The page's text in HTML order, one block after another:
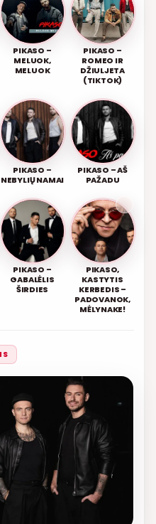
PIKASO –
MELUOK,
MELUOK
PIKASO –
ROMEO IR
DŽIULJETA
(TIKTOK)
PIKASO –
NEBYLIŲ NAMAI
PIKASO – AŠ
PAŽADU
PIKASO –
GABALĖLIS
ŠIRDIES
PIKASO,
KASTYTIS
KERBEDIS –
PADOVANOK,
MĖLYNAKE!